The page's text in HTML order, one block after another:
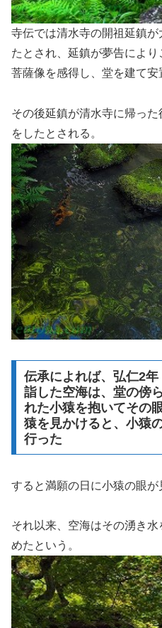
寺伝では清水寺の開祖延鎮
たとされ、延鎮が夢告によ
菩薩像を感得し、堂を建て安
その後延鎮が清水寺に帰っ
をしたとされる。
伝承によれば、弘仁2
詣した空海は、堂の傍
れた小猿を抱いてその
猿を見かけると、小猿
行った
すると満願の日に小猿の眼が
それ以来、空海はその湧き
めたという。